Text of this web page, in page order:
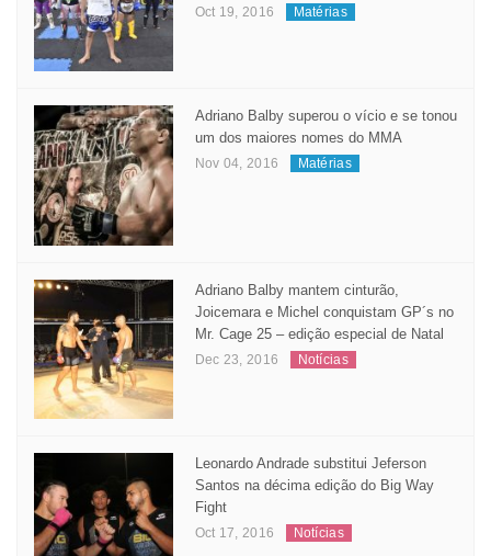
Oct 19, 2016 Matérias
Adriano Balby superou o vício e se tonou
um dos maiores nomes do MMA
Nov 04, 2016 Matérias
Adriano Balby mantem cinturão,
Joicemara e Michel conquistam GP´s no
Mr. Cage 25 – edição especial de Natal
Dec 23, 2016 Notícias
Leonardo Andrade substitui Jeferson
Santos na décima edição do Big Way
Fight
Oct 17, 2016 Notícias